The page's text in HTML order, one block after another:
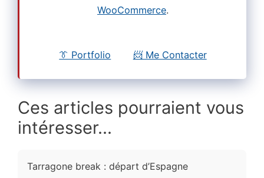
WooCommerce.
👔 Portfolio 📨 Me Contacter
Ces articles pourraient vous
intéresser...
Tarragone break : départ d’Espagne